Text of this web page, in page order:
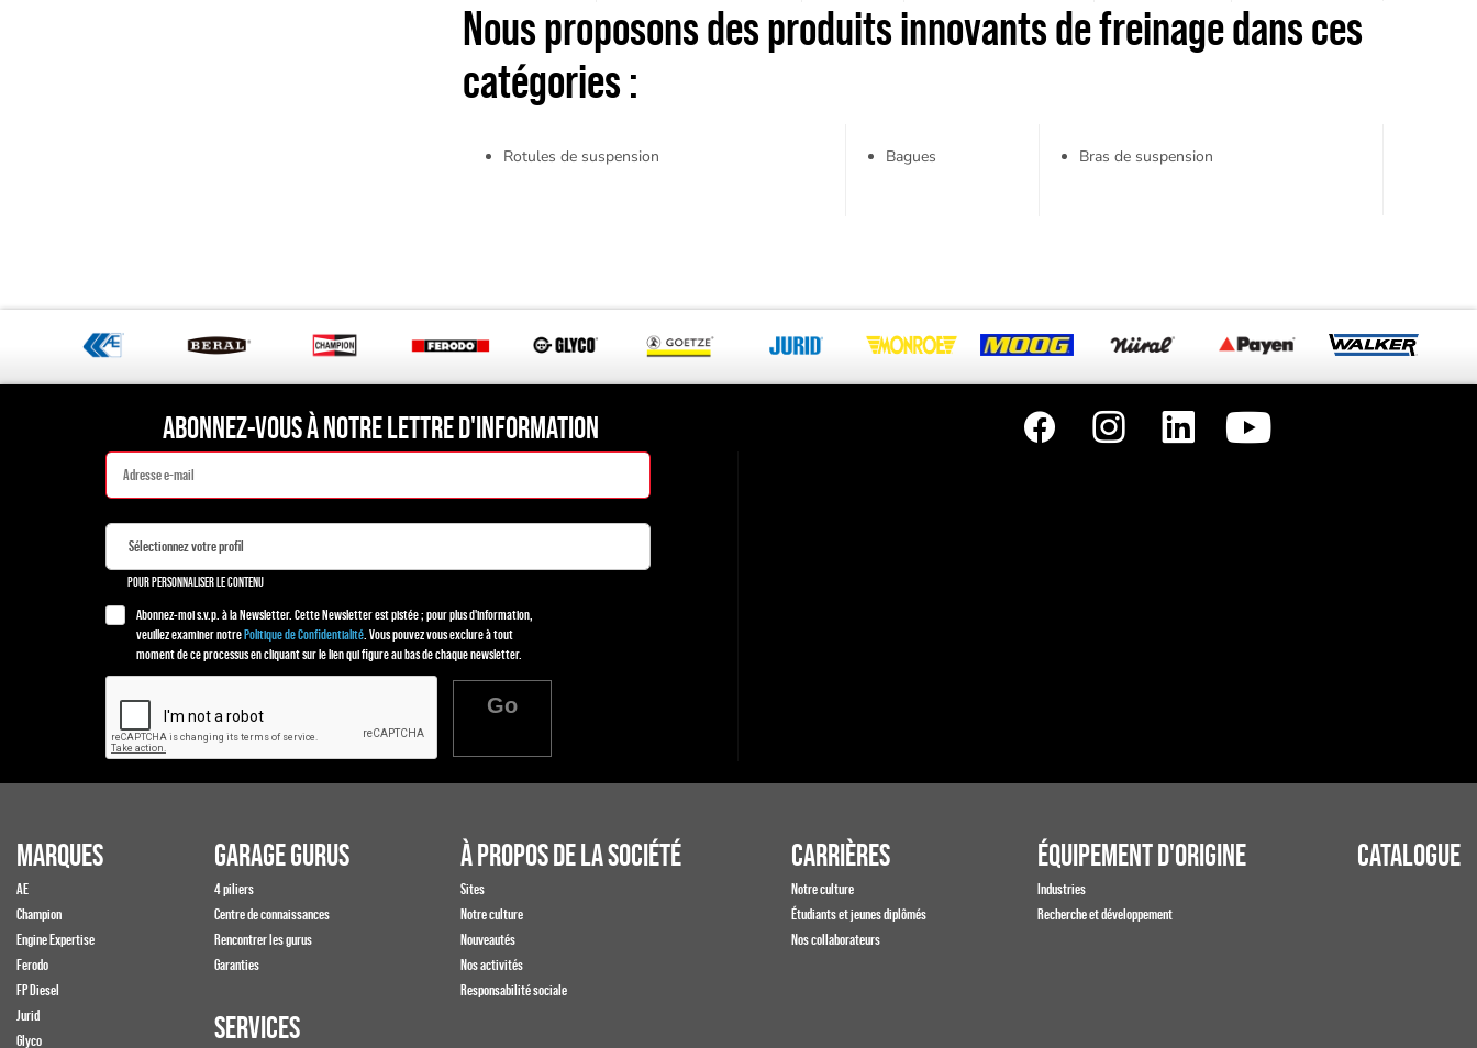
Nous proposons des produits innovants de freinage dans ces
catégories :
Rotules de suspension Bagues Bras de suspension
ABONNEZ-VOUS À NOTRE LETTRE D'INFORMATION
POUR PERSONNALISER LE CONTENU
Abonnez-moi s.v.p. à la Newsletter. Cette Newsletter est pistée ; pour plus d'information,
veuillez examiner notrePolitique de Confidentialité. Vous pouvez vous exclure à tout
moment de ce processus en cliquant sur le lien qui figure au bas de chaque newsletter.
Go
MARQUES
AE
Champion
Engine Expertise
Ferodo
FP Diesel
Jurid
Glyco
GARAGE GURUS
4 piliers
Centre de connaissances
Rencontrer les gurus
Garanties
SERVICES
À PROPOS DE LA SOCIÉTÉ
Sites
Notre culture
Nouveautés
Nos activités
Responsabilité sociale
CARRIÈRES
Notre culture
Étudiants et jeunes diplômés
Nos collaborateurs
ÉQUIPEMENT D'ORIGINE
Industries
Recherche et développement
CATALOGUE